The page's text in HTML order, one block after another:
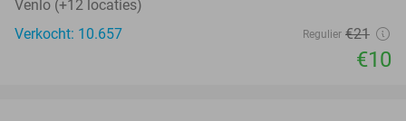
Venlo (+12 locaties)
Verkocht: 10.657
Regulier €21
€10